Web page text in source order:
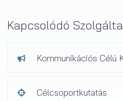
Kapcsolódó
Kommunikációs Célú
Célcsoportkutatás